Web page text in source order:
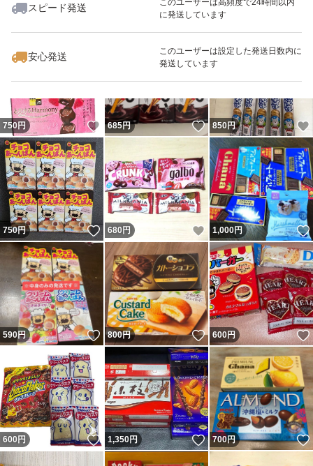
スピード発送
このユーザーは高頻度で24時間以内
に発送しています
安心発送
このユーザーは設定した発送日数内に
発送しています
いいね！
1,000
750円 いいね！
685円 いいね！
850円
750円 いいね！
680 円 いいね！
1,000円
590円 いいね！
800円 いいね！
600円
600 円 いいね！
1,350円 いいね！
700円